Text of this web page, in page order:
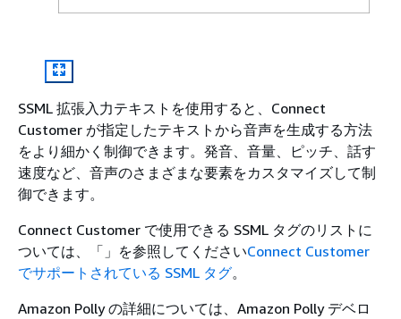
SSML 拡張入力テキストを使用すると、Connect
Customer が指定したテキストから音声を生成する方法
をより細かく制御できます。発音、音量、ピッチ、話す
速度など、音声のさまざまな要素をカスタマイズして制
御できます。
Connect Customer で使用できる SSML タグのリストに
ついては、「」を参照してくださいConnect Customer
でサポートされている SSML タグ。
Amazon Polly の詳細については、Amazon Polly デベロ